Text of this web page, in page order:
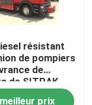
résistant
de pompiers
de
de SITRAK
meilleur prix